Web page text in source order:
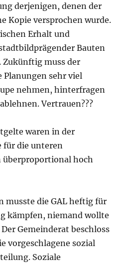
derjenigen, denen der
Kopie versprochen wurde.
Erhalt und
Bauten
muss der
Planungen sehr viel
nehmen, hinterfragen
Vertrauen???
waren in der
für die unteren
hoch
musste die GAL heftig für
kämpfen, niemand wollte
Gemeinderat beschloss
vorgeschlagene sozial
Soziale